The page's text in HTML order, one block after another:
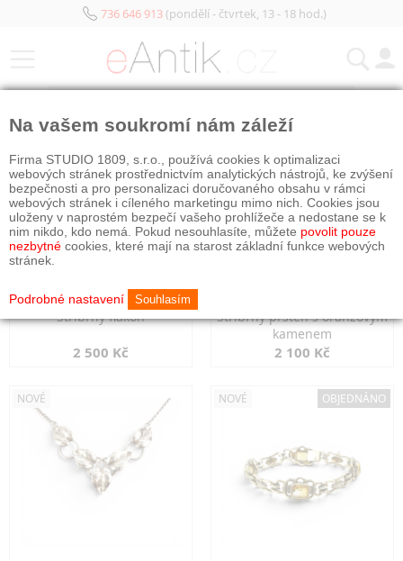
736 646 913(pondělí - čtvrtek, 13 - 18 hod.)
Stříbrný flakon
2 500 Kč
Stříbrný prsten s oranžovým
kamenem
2 100 Kč
NOVÉ NOVÉ OBJEDNÁNO
Na vašem soukromí nám záleží
Firma STUDIO 1809, s.r.o., používá cookies k optimalizaci
webových stránek prostřednictvím analytických nástrojů, ke zvýšení
bezpečnosti a pro personalizaci doručovaného obsahu v rámci
webových stránek i cíleného marketingu mimo nich. Cookies jsou
uloženy v naprostém bezpečí vašeho prohlížeče a nedostane se k
nim nikdo, kdo nemá. Pokud nesouhlasíte, můžete povolit pouze
nezbytné cookies, které mají na starost základní funkce webových
stránek.
Podrobné nastavení Souhlasím